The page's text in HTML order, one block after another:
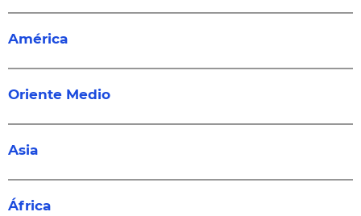
América
Oriente Medio
Asia
África